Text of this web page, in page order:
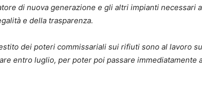
di nuova generazione e gli altri impianti necessari
e della trasparenza.
dei poteri commissariali sui rifiuti sono al lavoro
entro luglio, per poter poi passare immediatamente